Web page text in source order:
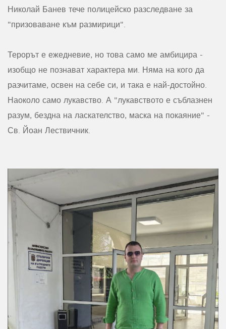
Николай Банев тече полицейско разследване за
"призоваване към размирици".
Терорът е ежедневие, но това само ме амбицира -
изобщо не познават характера ми. Няма на кого да
разчитаме, освен на себе си, и така е най-достойно.
Наоколо само лукавство. А "лукавството е съблазнен
разум, бездна на ласкателство, маска на покаяние" -
Св. Йоан Лествичник.